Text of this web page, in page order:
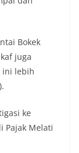
Bokek
juga
ini lebih
ke
Pajak Melati